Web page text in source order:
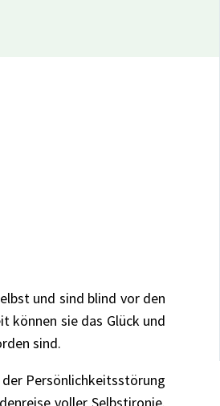
und sind blind vor den
können sie das Glück und
sind.
Persönlichkeitsstörung